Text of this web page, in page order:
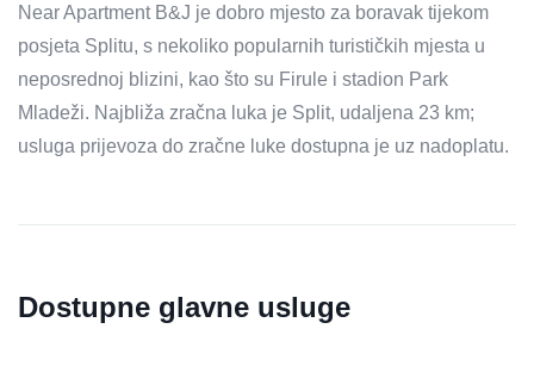
Near Apartment B&J je dobro mjesto za boravak tijekom
posjeta Splitu, s nekoliko popularnih turističkih mjesta u
neposrednoj blizini, kao što su Firule i stadion Park
Mladeži. Najbliža zračna luka je Split, udaljena 23 km;
usluga prijevoza do zračne luke dostupna je uz nadoplatu.
Dostupne glavne usluge